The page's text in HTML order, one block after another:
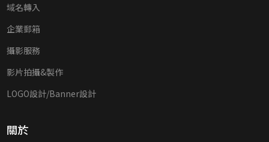
域名轉入
企業郵箱
攝影服務
影片拍攝&製作
LOGO設計/Banner設計
關於